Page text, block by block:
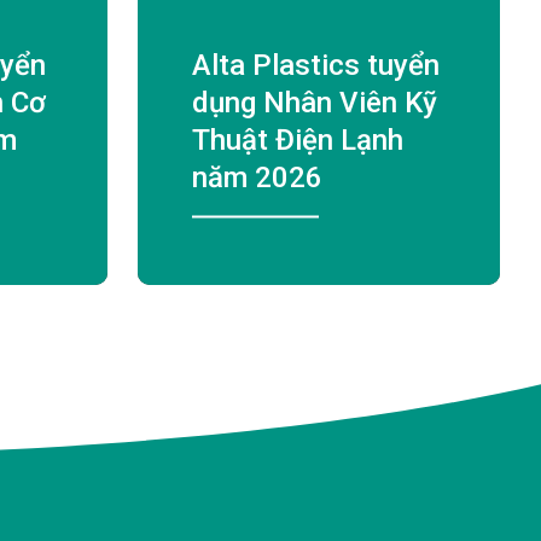
Cơ
Alta Plastics tuyển
dụng Nhân Viên Kỹ
Thuật Điện Lạnh
năm 2026